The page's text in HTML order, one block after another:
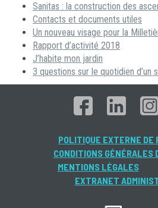
Sanitas : la construction des
Contacts et documents utiles
Un nouveau visage pour la
Rapport d’activité 2018
J’habite mon jardin
3 questions sur le quotidien d’un
POLITIQUE EXTERNE DE
CONDITIONS GÉNÉRALES
MENTIONS LÉGALES
EXTRANET